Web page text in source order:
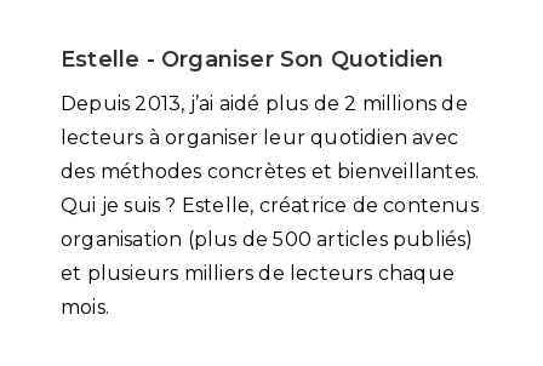
Estelle - Organiser Son Quotidien
Depuis 2013, j’ai aidé plus de 2 millions de
lecteurs à organiser leur quotidien avec
des méthodes concrètes et bienveillantes.
Qui je suis ? Estelle, créatrice de contenus
organisation (plus de 500 articles publiés)
et plusieurs milliers de lecteurs chaque
mois.